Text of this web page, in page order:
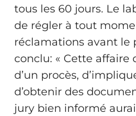
tous les 60 jours. Le
de régler à tout
réclamations avant le
conclu: « Cette affaire
d’un procès,
d’obtenir des
jury bien informé